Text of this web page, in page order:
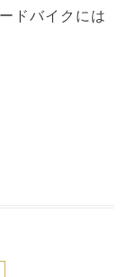
ドバイクには